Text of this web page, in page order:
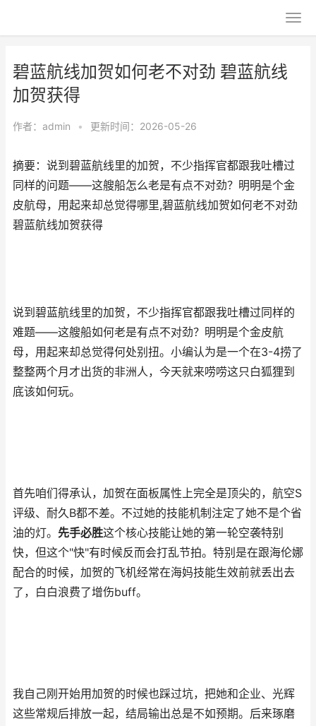
碧蓝航线加贺如何老不对劲 碧蓝航线
加贺获得
作者： admin • 更新时间：2026-05-26
摘要：说到碧蓝航线里的加贺，不少指挥官都跟我吐槽过
同样的问题——这艘船怎么老是有点不对劲？明明是个金
皮航母，用起来却总觉得哪里,碧蓝航线加贺如何老不对劲
碧蓝航线加贺获得
说到碧蓝航线里的加贺，不少指挥官都跟我吐槽过同样的
难题——这艘船如何老是有点不对劲？明明是个金皮航
母，用起来却总觉得何处别扭。小编认为是一个在3-4捞了
整整两个月才出货的非洲人，今天就来唠唠这只白狐狸到
底该如何玩。
首先咱们得承认，加贺在面板属性上完全是顶尖的，航空S
评级、耐久B都不差。不过她的技能机制注定了她不是个省
油的灯。 先手必胜这个核心技能让她的第一轮空袭特别
快，但这个"快"有时候反而会打乱节拍。特别是在跟海伦娜
配合的时候，加贺的飞机经常在海妈技能生效前就丢出去
了，白白浪费了增伤buff。
我自己刚开始用加贺的时候也踩过坑，把她和企业、光辉
这些常规后排放一起，结局输出总是不如预期。后来琢磨